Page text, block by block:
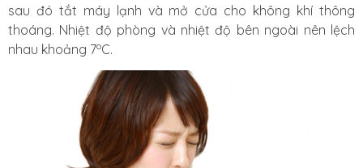
sau đó tắt máy lạnh và mở cửa cho không khí thông
thoáng. Nhiệt độ phòng và nhiệt độ bên ngoài nên lệch
nhau khoảng 7oC.